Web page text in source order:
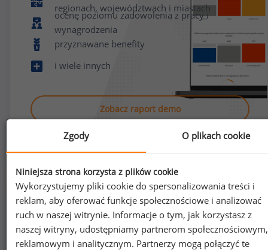
regionach, województwach i miastach
ocenę poziomu zadowolenia z pracy i
wynagrodzenia
przyznawane benefity
i wiele innych
Zobacz raport demo
Jak uzyskać dostęp do raportu?
Zgody O plikach cookie
Niniejsza strona korzysta z plików cookie
Wykorzystujemy pliki cookie do spersonalizowania treści i
reklam, aby oferować funkcje społecznościowe i analizować
ruch w naszej witrynie. Informacje o tym, jak korzystasz z
naszej witryny, udostępniamy partnerom społecznościowym,
reklamowym i analitycznym. Partnerzy mogą połączyć te